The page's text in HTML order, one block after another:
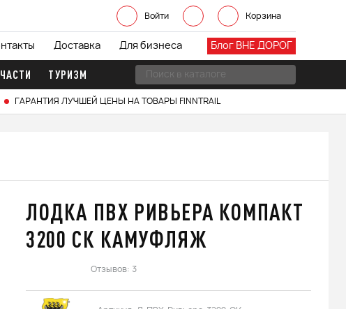
Войти Корзина
Блог ВНЕ ДОРОГ
Доставка Для бизнеса
ТУРИЗМ
ГАРАНТИЯ ЛУЧШЕЙ ЦЕНЫ НА ТОВАРЫ FINNTRAIL
ЛОДКА ПВХ РИВЬЕРА КОМПАКТ
3200 СК КАМУФЛЯЖ
Отзывов: 3